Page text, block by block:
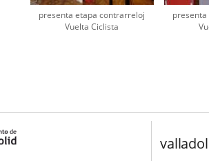
presenta etapa contrarreloj
Vuelta Ciclista